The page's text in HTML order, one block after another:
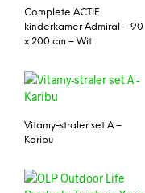
Complete ACTIE
kinderkamer Admiral – 90
x 200 cm – Wit
Vitamy-straler set A –
Karibu